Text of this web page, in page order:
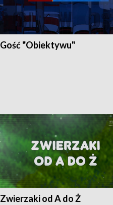
Gość "Obiektywu"
Zwierzaki od A do Ż